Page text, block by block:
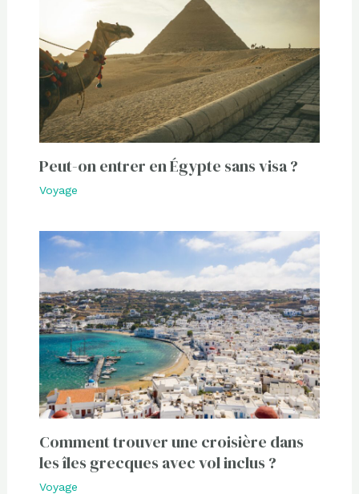
Peut-on entrer en Égypte sans visa ?
Voyage
Comment trouver une croisière dans
les îles grecques avec vol inclus ?
Voyage